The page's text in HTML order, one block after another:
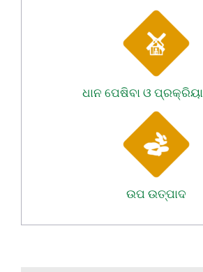
ଧାନ ପେଷିବା ଓ
ଉପ ଉତ୍ପାଦ